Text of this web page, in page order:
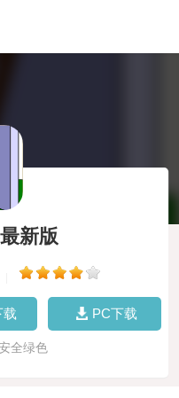
新版
载 PC下载
全绿色